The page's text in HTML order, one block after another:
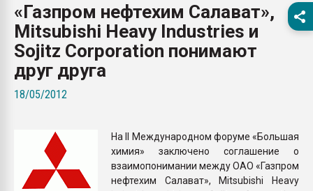
28.07.2026
ситуацией на
Всё, что касается
«Газпром нефтехим Салават»,
Mitsubishi Heavy Industries и
Sojitz Corporation понимают
друг друга
18/05/2012
На II Международном форуме «Большая
химия» заключено соглашение о
взаимопонимании между ОАО «Газпром
нефтехим Салават», Mitsubishi Heavy